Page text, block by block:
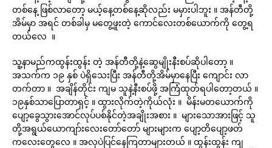
တစ်နေ့ ဖြစ်လာတော့ မယ့်နေ့တစ်နေ့ဆိုလည်း မမှားပါဘူး ။ အန်တီတို့
အိမ်မှာ အရင် တစ်ခါမှ မတွေ့ဖူးတဲ့ ကောင်လေးတစ်ယောက်ကို တွေ့ရ
တယ်လေ ။
သူ့နာမည်ကထွန်းထွန်း တဲ့ အန်တီတို့နဲ့ဆွေမျိုးနီးစပ်ဆိုပါတော့ ။
အသက်က ၁၉ နှစ် ပဲရှိသေးပြီး အန်တီတို့အိမ်မှာနေပြီး ကျောင်း လာ
တက်တာ ။ အချိန်တိုင်း ကျမ သူနဲ့နီးစပ်ဖို့ အကြံထုတ်ရပါတော့တယ် ။
၁၉နှစ်သာပြောတာရှင့် ။ ထွားလိုက်တဲ့ကိုယ်လုံး ။ မိန်းမတယောက်ကို
ပျော့ခွေသွားအောင်လုပ်ပစ်နိုင်တဲ့အချိုးအစား ။ များသောအားဖြင့် သူ
တို့အရွယ်ယောကျာ်းလေးတော်တော် များများက ပျော့တိပျော့ဖတ်
ကလေးတွေလေ ။ အလှပဲပြင်နေကြတာများတယ် ။ ထွန်းထွန်း ကျ